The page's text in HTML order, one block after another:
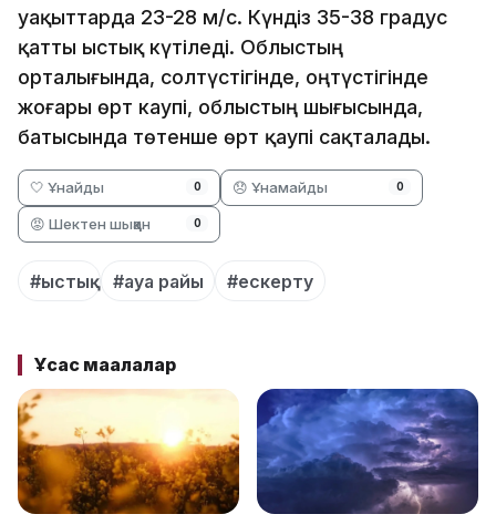
уақыттарда 23-28 м/с. Күндіз 35-38 градус
қатты ыстық күтіледі. Облыстың
орталығында, солтүстігінде, оңтүстігінде
жоғары өрт каупі, облыстың шығысында,
батысында төтенше өрт қаупі сақталады.
🤍 Ұнайды 0 😞 Ұнамайды 0
😡 Шектен шыққан 0
#ыстық #ауа райы #ескерту
Ұқсас мақалалар